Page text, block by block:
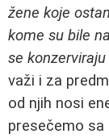
žene koje
kome su bile
se
važi i za
od njih nosi
presečemo